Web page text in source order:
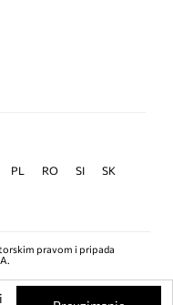
PL RO SI
SK
pravom i pripada